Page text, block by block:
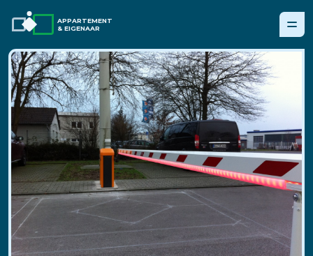
APPARTEMENT
& EIGENAAR